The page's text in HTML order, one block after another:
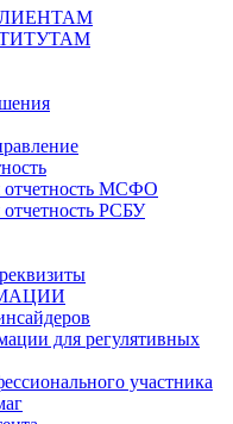
отчетность МСФО
РСБУ
для регулятивных
участника